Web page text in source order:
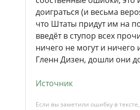
доиграться (и весьма
что Штаты придут им на
введёт в ступор всех
ничего не могут и
Гленн Дизен, дошли они
Источник
Если вы заметили ошибку в